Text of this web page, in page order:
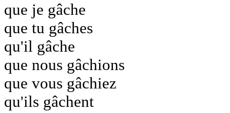
que je gâche
que tu gâches
qu'il gâche
que nous gâchions
que vous gâchiez
qu'ils gâchent